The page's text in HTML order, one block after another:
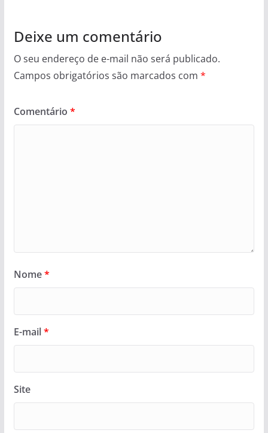
Deixe um comentário
O seu endereço de e-mail não será publicado.
Campos obrigatórios são marcados com *
Comentário *
Nome*
E-mail*
Site